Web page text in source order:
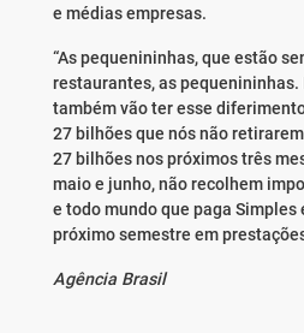
e médias empresas.
“As pequenininhas, que estão
restaurantes, as pequenininhas.
também vão ter esse
27 bilhões que nós não
27 bilhões nos próximos três
maio e junho, não recolhem
e todo mundo que paga Simples
próximo semestre em
Agência Brasil